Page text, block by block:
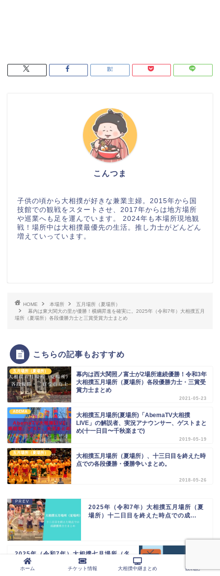
こんつま
子供の頃から大相撲が好きな兼業主婦。2015年から国
技館での観戦をスタートさせ、2017年からは地方場所
や巡業へも足を運んでいます。 2024年も本場所現地観
戦！場所中は大相撲最優先の生活。推し力士がどんどん
増えていっています。
HOME 本場所
五月場所（夏場所）
幕内は東大関大の里が優勝！横綱昇進を確実に。2025年（令和7年）大相撲五月
場所（夏場所）各段優勝力士と三賞受賞力士まとめ
こちらの記事もおすすめ
五月場所（夏場所）
幕内は西大関照ノ富士が2場所連続優勝！令和3年
大相撲五月場所（夏場所）各段優勝力士・三賞受
賞力士まとめ
2021-05-23
ABEMA
大相撲五月場所(夏場所)「AbemaTV大相撲
LIVE」の解説者、実況アナウンサー、ゲストまと
め(十一日目〜千秋楽まで)
2019-05-19
五月場所（夏場所）
大相撲五月場所（夏場所）、十三日目を終えた時
点での各段優勝・優勝争いまとめ。
2018-05-26
2025年（令和7年）大相撲五月場所（夏
場所）十二日目を終えた時点での成...
2025年（令和7年）大相撲七月場所（名
古屋場所）NHK大相撲中継の解説...
ホーム チケット情報 大相撲中継まとめ 観戦記